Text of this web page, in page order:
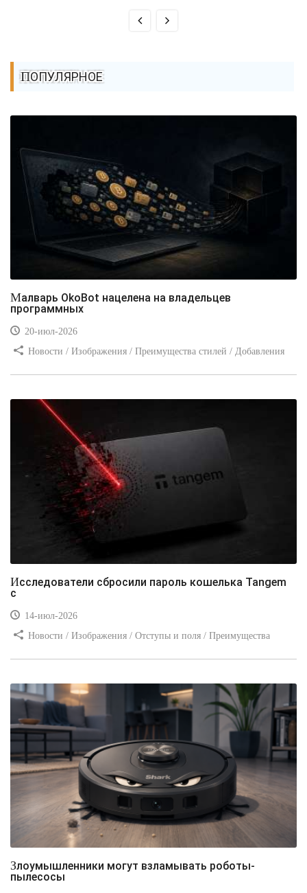
ПОПУЛЯРНОЕ
Малварь OkoBot нацелена на владельцев
программных
20-июл-2026
Новости / Изображения / Преимущества стилей / Добавления
Исследователи сбросили пароль кошелька Tangem
с
14-июл-2026
Новости / Изображения / Отступы и поля / Преимущества
Злоумышленники могут взламывать роботы-
пылесосы